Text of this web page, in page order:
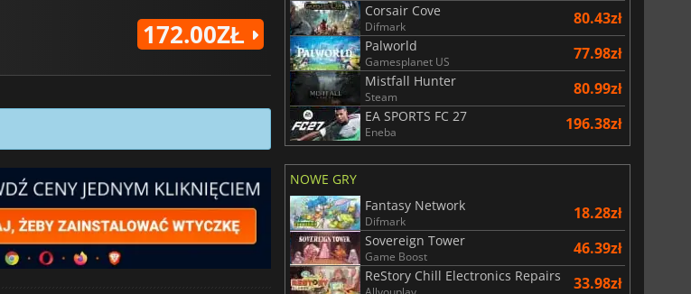
172.00ZŁ
Corsair Cove
Difmark 80.43zł
Palworld
Gamesplanet US 77.98zł
Mistfall Hunter
Steam 80.99zł
EA SPORTS FC 27
Eneba 196.38zł
NOWE GRY
Fantasy Network
Difmark 18.28zł
Sovereign Tower
Game Boost 46.39zł
ReStory Chill Electronics Repairs 33.98zł